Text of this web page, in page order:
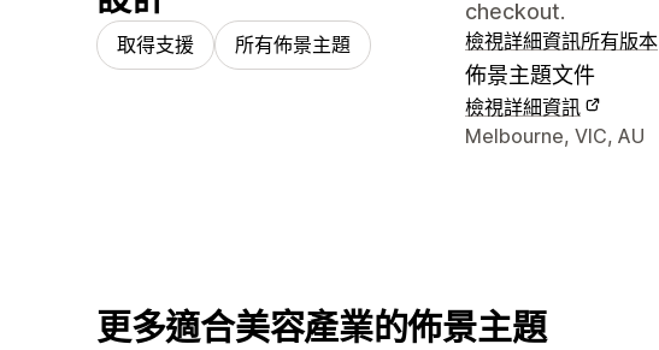
取得支援 所有佈景主題
checkout.
檢視詳細資訊所有版本
佈景主題文件
檢視詳細資訊
設計者聯絡詳細資訊
Melbourne, VIC, AU
更多適合美容產業的佈景主題